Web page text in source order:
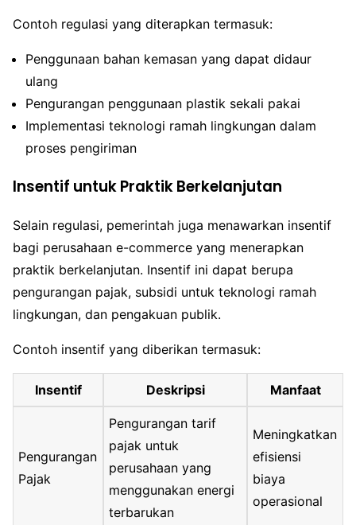
Contoh regulasi yang diterapkan termasuk:
Penggunaan bahan kemasan yang dapat didaur
ulang
Pengurangan penggunaan plastik sekali pakai
Implementasi teknologi ramah lingkungan dalam
proses pengiriman
Insentif untuk Praktik Berkelanjutan
Selain regulasi, pemerintah juga menawarkan insentif
bagi perusahaan e-commerce yang menerapkan
praktik berkelanjutan. Insentif ini dapat berupa
pengurangan pajak, subsidi untuk teknologi ramah
lingkungan, dan pengakuan publik.
Contoh insentif yang diberikan termasuk:
Insentif Deskripsi Manfaat
Pengurangan
Pajak
Pengurangan tarif
pajak untuk
perusahaan yang
menggunakan energi
terbarukan
Meningkatkan
efisiensi
biaya
operasional